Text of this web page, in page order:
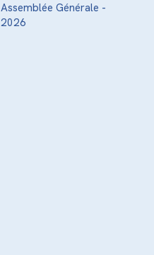
Assemblée Générale -
2026